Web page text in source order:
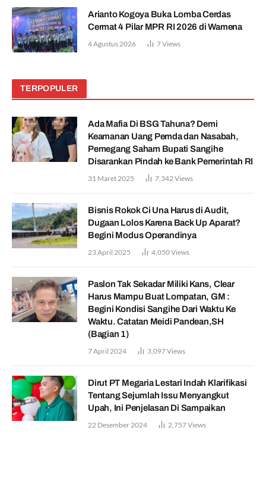
Arianto Kogoya Buka Lomba Cerdas
Cermat 4 Pilar MPR RI 2026 di Wamena
4 Agustus 2026 7Views
TERPOPULER
Ada Mafia Di BSG Tahuna? Demi
Keamanan Uang Pemda dan Nasabah,
Pemegang Saham Bupati Sangihe
Disarankan Pindah ke Bank Pemerintah RI
31 Maret 2025 7,342 Views
Bisnis Rokok Ci Una Harus di Audit,
Dugaan Lolos Karena Back Up Aparat?
Begini Modus Operandinya
23 April 2025 4,050Views
Paslon Tak Sekadar Miliki Kans, Clear
Harus Mampu Buat Lompatan, GM :
Begini Kondisi Sangihe Dari Waktu Ke
Waktu. Catatan Meidi Pandean,SH
(Bagian 1)
7 April 2024 3,097Views
Dirut PT Megaria Lestari Indah Klarifikasi
Tentang Sejumlah Issu Menyangkut
Upah, Ini Penjelasan Di Sampaikan
22 Desember 2024 2,757Views